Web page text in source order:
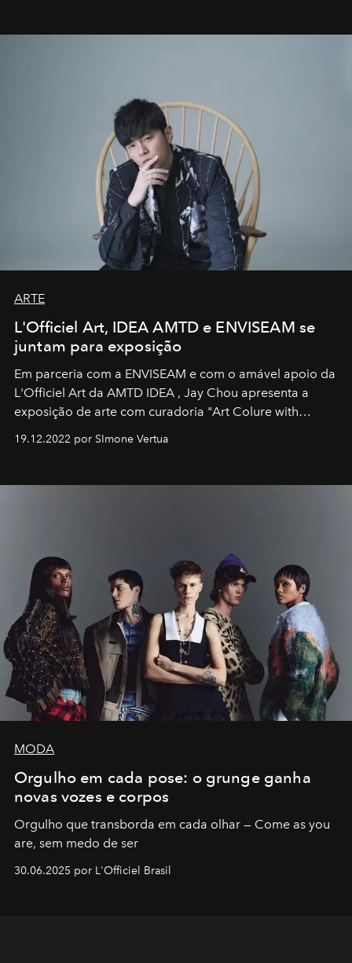
ARTE
L'Officiel Art, IDEA AMTD e ENVISEAM se
juntam para exposição
Em parceria com a ENVISEAM e com o amável apoio da
L'Officiel Art da AMTD IDEA , Jay Chou apresenta a
exposição de arte com curadoria "Art Colure with
19.12.2022 por SImone Vertua
MODA
Orgulho em cada pose: o grunge ganha
novas vozes e corpos
Orgulho que transborda em cada olhar — Come as you
are, sem medo de ser
30.06.2025 por L'Officiel Brasil